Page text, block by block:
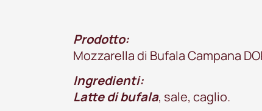
Prodotto:
Mozzarella di Bufala Campana
Ingredienti:
Latte di bufala, sale, caglio.